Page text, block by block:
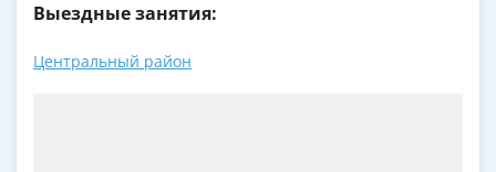
Выездные занятия:
Центральный район